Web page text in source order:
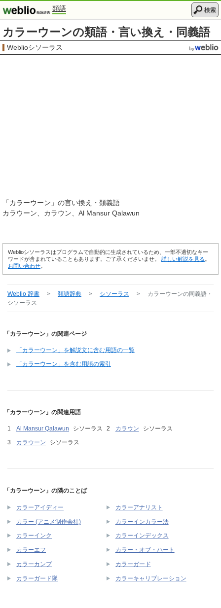
類語 検索
カラーウーンの類語・言い換え・同義語
Weblioシソーラス
「カラーウーン 」の言い換え・類義語
カラウーン
カラウン Al Mansur Qalawun
Weblioシソーラスはプログラムで自動的に生成されているため、一部不適切なキー
ワードが含まれていることもあります。ご了承くださいませ。 詳しい解説を見る
お問い合わせ
Weblio 辞書 > 類語辞典 > シソーラス > カラーウーンの同義語・
シソーラス
「カラーウーン」の関連ページ
「カラーウーン」を解説文に含む用語の一覧
「カラーウーン」を含む用語の索引
「カラーウーン」の関連用語
Al Mansur Qalawun シソーラス カラウン
シソーラス
カラウーン
シソーラス
「カラーウーン」の隣のことば
カラーアイディー カラーアナリスト
カラー (アニメ制作会社) カラーインカラー法
カラーインク カラーインデックス
カラーエフ カラー・オブ・ハート
カラーカンプ カラーガード
カラーガード隊 カラーキャリブレーション